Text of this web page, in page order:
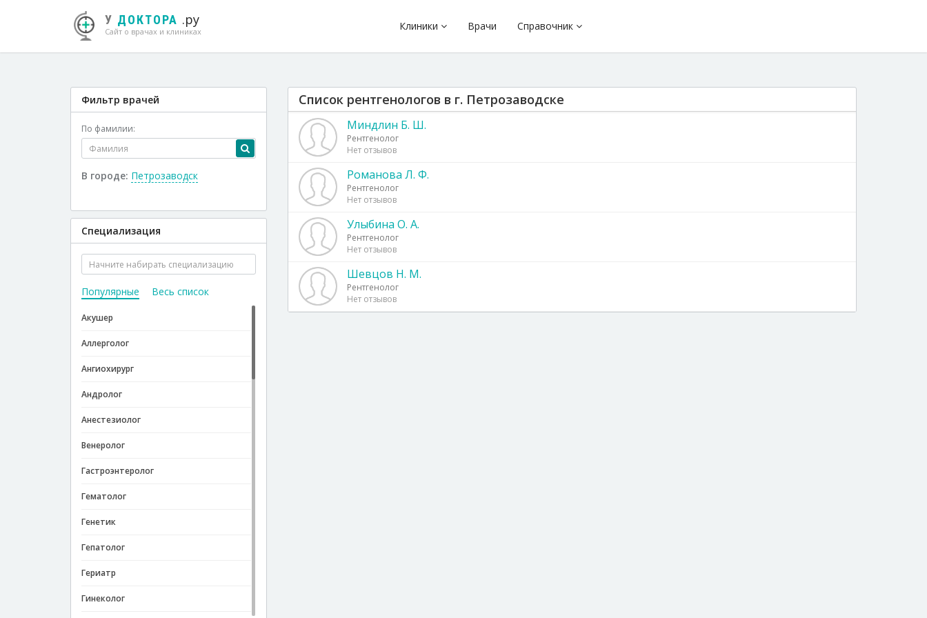
У ДОКТОРА .ру
Сайт о врачах и клиниках Клиники Врачи Справочник
Список рентгенологов в г. Петрозаводске
Миндлин Б. Ш.
Рентгенолог
Нет отзывов
Романова Л. Ф.
Рентгенолог
Нет отзывов
Улыбина О. А.
Рентгенолог
Нет отзывов
Шевцов Н. М.
Рентгенолог
Нет отзывов
Фильтр врачей
По фамилии:
В городе: Петрозаводск
Специализация
Популярные Весь список
Акушер
Аллерголог
Ангиохирург
Андролог
Анестезиолог
Венеролог
Гастроэнтеролог
Гематолог
Генетик
Гепатолог
Гериатр
Гинеколог